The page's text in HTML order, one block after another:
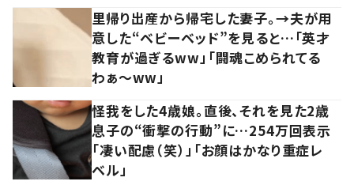
里帰り出産から帰宅した妻子。→夫が用
意した“ベビーベッド”を見ると…「英才
教育が過ぎるww」「闘魂こめられてる
わぁ～ww」
怪我をした4歳娘。直後、それを見た2歳
息子の“衝撃の行動”に…254万回表示
「凄い配慮（笑）」「お顔はかなり重症レ
ベル」